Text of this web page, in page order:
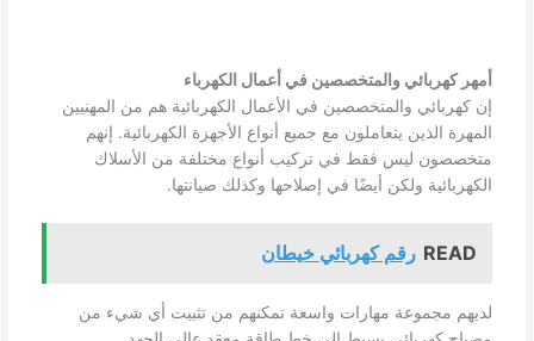
أمهر كهربائي والمتخصصين في أعمال الكهرباء
إن كهربائي والمتخصصين في الأعمال الكهربائية هم من المهنيين
المهرة الذين يتعاملون مع جميع أنواع الأجهزة الكهربائية. إنهم
متخصصون ليس فقط في تركيب أنواع مختلفة من الأسلاك
الكهربائية ولكن أيضًا في إصلاحها وكذلك صيانتها.
READ رقم كهربائي خيطان
لديهم مجموعة مهارات واسعة تمكنهم من تثبيت أي شيء من